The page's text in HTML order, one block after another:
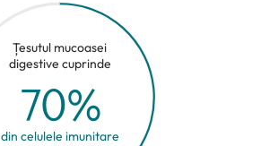
70%
Țesutul mucoasei
digestive cuprinde
din celulele imunitare